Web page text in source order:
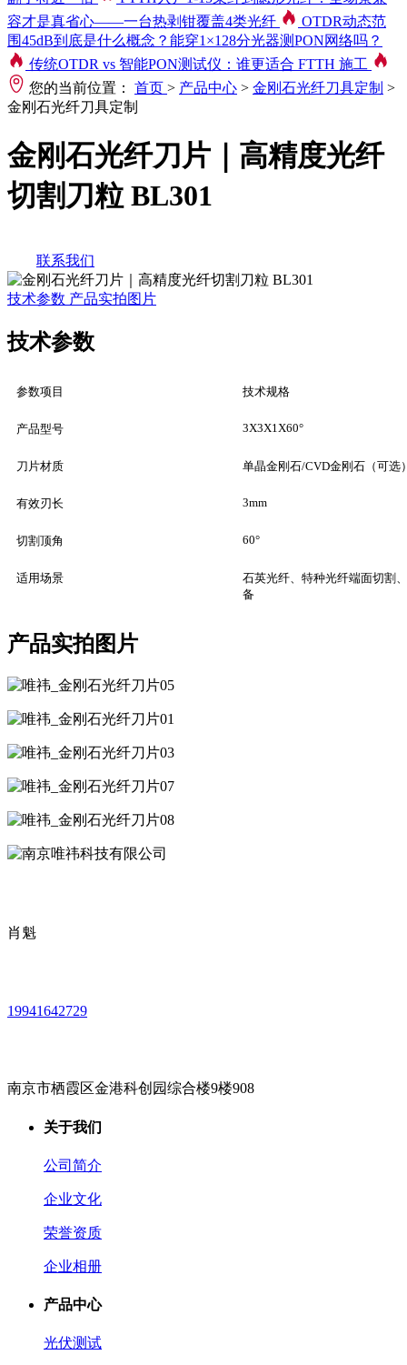
容才是真省心——一台热剥钳覆盖4类光纤
OTDR动态范
围45dB到底是什么概念？能穿1×128分光器测PON网络吗？
传统OTDR vs 智能PON测试仪：谁更适合 FTTH 施工
您的当前位置：
首页 > 产品中心 > 金刚石光纤刀具定制 >
金刚石光纤刀具定制
金刚石光纤刀片｜高精度光纤
切割刀粒 BL301
联系我们
技术参数 产品实拍图片
技术参数
参数项目 技术规格
产品型号 3X3X1X60°
刀片材质 单晶金刚石/CVD金刚石（可选
有效刃长 3mm
切割顶角 60°
适用场景
石英光纤、特种光纤端面切割
备
产品实拍图片
肖魁
19941642729
南京市栖霞区金港科创园综合楼9楼908
关于我们
公司简介
企业文化
荣誉资质
企业相册
产品中心
光伏测试